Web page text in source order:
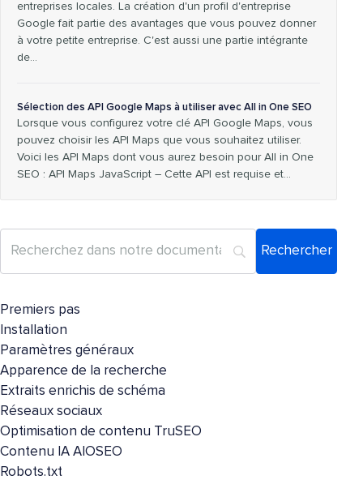
entreprises locales. La création d'un profil d'entreprise
Google fait partie des avantages que vous pouvez donner
à votre petite entreprise. C'est aussi une partie intégrante
de…
Sélection des API Google Maps à utiliser avec All in One SEO
Lorsque vous configurez votre clé API Google Maps, vous
pouvez choisir les API Maps que vous souhaitez utiliser.
Voici les API Maps dont vous aurez besoin pour All in One
SEO : API Maps JavaScript – Cette API est requise et…
Premiers pas
Installation
Paramètres généraux
Apparence de la recherche
Extraits enrichis de schéma
Réseaux sociaux
Optimisation de contenu TruSEO
Contenu IA AIOSEO
Robots.txt